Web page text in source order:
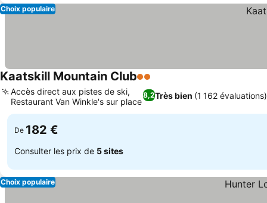
Choix populaire
Kaatskill Mountain Club2 Étoiles
8,2Très bien (1 162 évaluations)
Accès direct aux pistes de ski,
Restaurant Van Winkle's sur place
De 182 €
Consulter les prix de 5 sites
Choix populaire